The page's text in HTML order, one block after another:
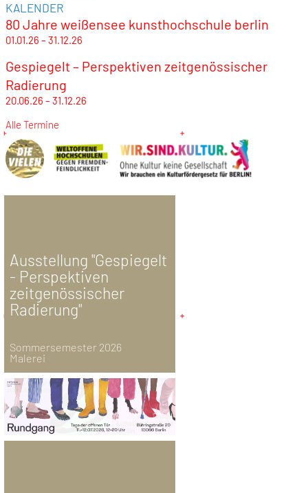
Ausstellung "Gespiegelt
- Perspektiven
zeitgenössischer
Radierung"
Sommersemester 2026
Malerei
KALENDER
80 Jahre weißensee kunsthochschule berlin
01.01.26 – 31.12.26
Gespiegelt – Perspektiven zeitgenössischer
Radierung
20.06.26 – 31.12.26
Alle Termine